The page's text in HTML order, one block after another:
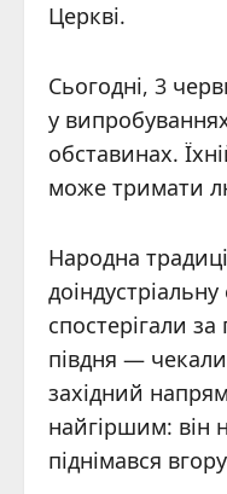
Церкві.
Сьогодні, 3
у
обставинах.
може тримати
Народна
спостерігали
півдня —
західний
найгіршим: він
піднімався